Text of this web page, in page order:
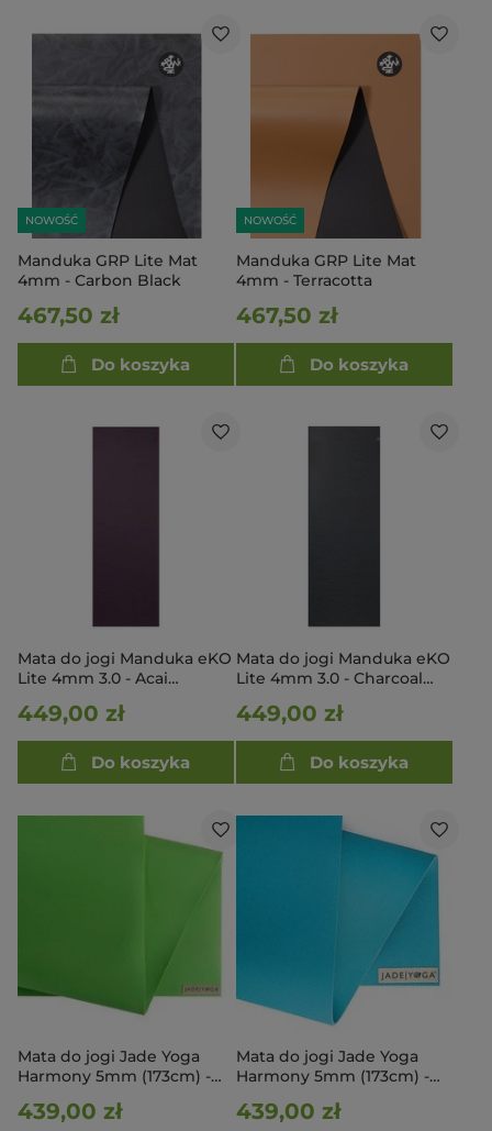
NOWOŚĆ
Manduka GRP Lite Mat
4mm - Carbon Black
467,50 zł
Do koszyka
NOWOŚĆ
Manduka GRP Lite Mat
4mm - Terracotta
467,50 zł
Do koszyka
Mata do jogi Manduka eKO
Lite 4mm 3.0 - Acai
449,00 zł
Do koszyka
Mata do jogi Manduka eKO
Lite 4mm 3.0 - Charcoal
449,00 zł
Do koszyka
Mata do jogi Jade Yoga
Harmony 5mm (173cm) -
439,00 zł
Mata do jogi Jade Yoga
Harmony 5mm (173cm) -
439,00 zł